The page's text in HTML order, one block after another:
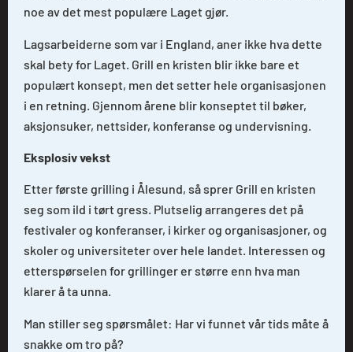
noe av det mest populære Laget gjør.
Lagsarbeiderne som var i England, aner ikke hva dette
skal bety for Laget. Grill en kristen blir ikke bare et
populært konsept, men det setter hele organisasjonen
i en retning. Gjennom årene blir konseptet til bøker,
aksjonsuker, nettsider, konferanse og undervisning.
Eksplosiv vekst
Etter første grilling i Ålesund, så sprer Grill en kristen
seg som ild i tørt gress. Plutselig arrangeres det på
festivaler og konferanser, i kirker og organisasjoner, og
skoler og universiteter over hele landet. Interessen og
etterspørselen for grillinger er større enn hva man
klarer å ta unna.
Man stiller seg spørsmålet: Har vi funnet vår tids måte å
snakke om tro på?